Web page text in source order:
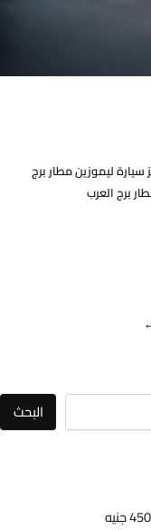
سيارة ليموزين مطار برج
برج العرب
البحث